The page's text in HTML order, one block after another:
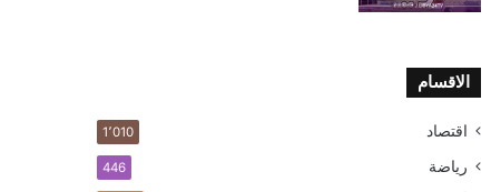
الاقسام
اقتصاد 1٬010
رياضة 446